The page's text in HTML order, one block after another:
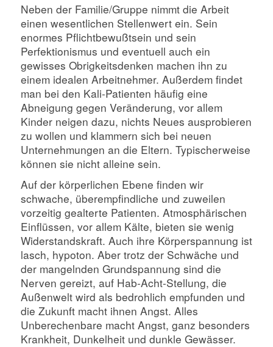
Neben der Familie/Gruppe nimmt die Arbeit
einen wesentlichen Stellenwert ein. Sein
enormes Pflichtbewußtsein und sein
Perfektionismus und eventuell auch ein
gewisses Obrigkeitsdenken machen ihn zu
einem idealen Arbeitnehmer. Außerdem findet
man bei den Kali-Patienten häufig eine
Abneigung gegen Veränderung, vor allem
Kinder neigen dazu, nichts Neues ausprobieren
zu wollen und klammern sich bei neuen
Unternehmungen an die Eltern. Typischerweise
können sie nicht alleine sein.
Auf der körperlichen Ebene finden wir
schwache, überempfindliche und zuweilen
vorzeitig gealterte Patienten. Atmosphärischen
Einflüssen, vor allem Kälte, bieten sie wenig
Widerstandskraft. Auch ihre Körperspannung ist
lasch, hypoton. Aber trotz der Schwäche und
der mangelnden Grundspannung sind die
Nerven gereizt, auf Hab-Acht-Stellung, die
Außenwelt wird als bedrohlich empfunden und
die Zukunft macht ihnen Angst. Alles
Unberechenbare macht Angst, ganz besonders
Krankheit, Dunkelheit und dunkle Gewässer.